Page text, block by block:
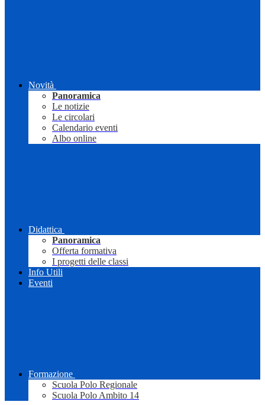
Novità
Panoramica
Le notizie
Le circolari
Calendario eventi
Albo online
Didattica
Panoramica
Offerta formativa
I progetti delle classi
Info Utili
Eventi
Formazione
Scuola Polo Regionale
Scuola Polo Ambito 14